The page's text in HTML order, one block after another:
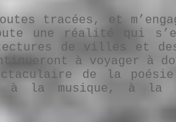
tracées, et
une réalité qui
de villes et
à voyager à
de la
la musique, à la